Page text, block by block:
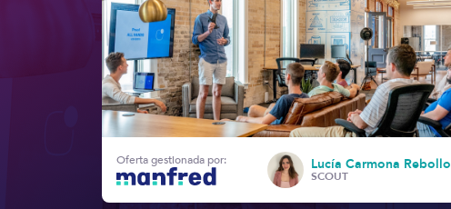
Oferta gestionada por: Lucía Carmona Rebollo
SCOUT